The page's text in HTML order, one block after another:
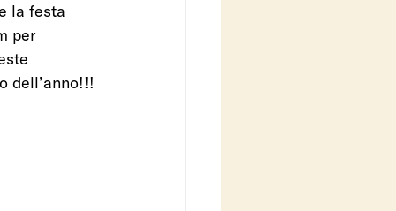
la festa
per
dell’anno!!!